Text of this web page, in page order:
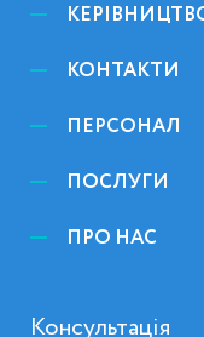
КОНТАКТИ
ПЕРСОНАЛ
ПОСЛУГИ
ПРО НАС
Консультація